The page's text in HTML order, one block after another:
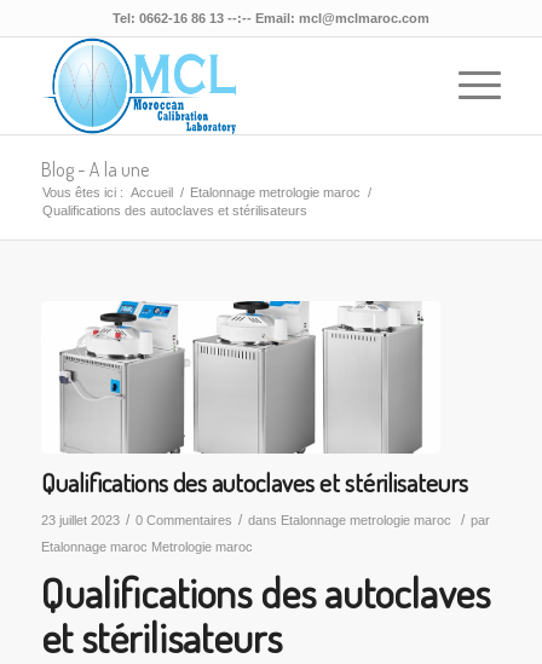
Tel: 0662-16 86 13 --:-- Email: mcl@mclmaroc.com
Blog - A la une
Vous êtes ici : Accueil / Etalonnage metrologie maroc /
Qualifications des autoclaves et stérilisateurs
Qualifications des autoclaves et stérilisateurs
23 juillet 2023 / 0 Commentaires / dans Etalonnage metrologie maroc / par
Etalonnage maroc Metrologie maroc
Qualifications des autoclaves
et stérilisateurs